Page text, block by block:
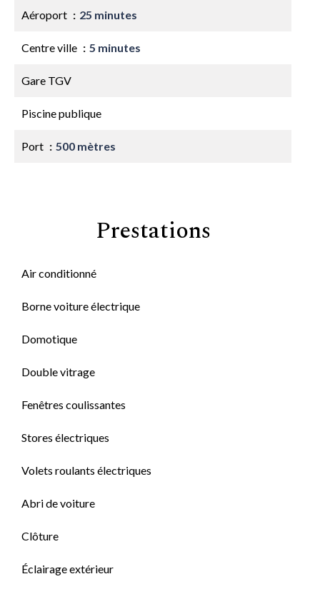
Aéroport 25 minutes
Centre ville 5 minutes
Gare TGV
Piscine publique
Port 500 mètres
Prestations
Air conditionné
Borne voiture électrique
Domotique
Double vitrage
Fenêtres coulissantes
Stores électriques
Volets roulants électriques
Abri de voiture
Clôture
Éclairage extérieur